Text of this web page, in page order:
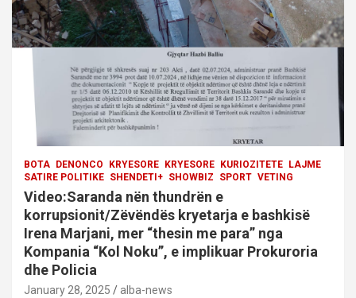
o
n
BOTA DENONCO KRYESORE KRYESORE KURIOZITETE
LAJME
SATIRE POLITIKE SHENDETI+ SHOWBIZ SPORT VETING
Video:Saranda nën thundrën e
korrupsionit/Zëvëndës kryetarja e bashkisë
Irena Marjani, mer “thesin me para” nga
Kompania “Kol Noku”, e implikuar Prokuroria
dhe Policia
January 28, 2025 alba-news